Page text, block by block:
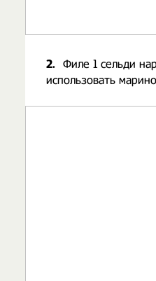
2. Филе 1 сельди
использовать